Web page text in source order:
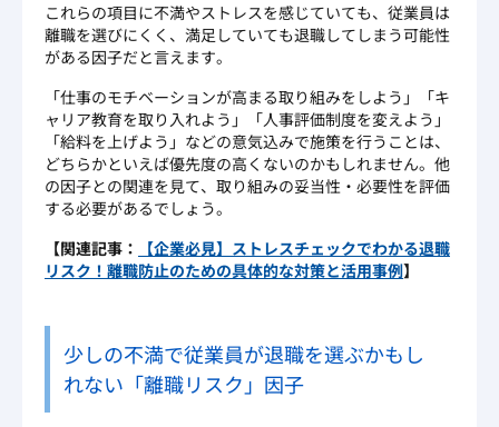
これらの項目に不満やストレスを感じていても、従業員は
離職を選びにくく、満足していても退職してしまう可能性
がある因子だと言えます。
「仕事のモチベーションが高まる取り組みをしよう」「キ
ャリア教育を取り入れよう」「人事評価制度を変えよう」
「給料を上げよう」などの意気込みで施策を行うことは、
どちらかといえば優先度の高くないのかもしれません。他
の因子との関連を見て、取り組みの妥当性・必要性を評価
する必要があるでしょう。
【関連記事：
【企業必見】ストレスチェックでわかる退職
リスク！離職防止のための具体的な対策と活用事例】
少しの不満で従業員が退職を選ぶかもし
れない「離職リスク」因子